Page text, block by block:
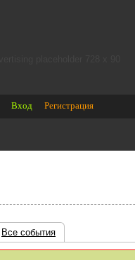
Вход Регистрация
Все события